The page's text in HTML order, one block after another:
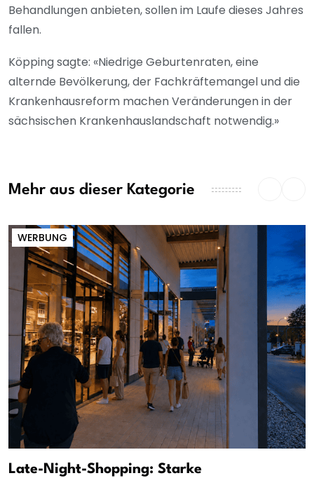
Behandlungen anbieten, sollen im Laufe dieses Jahres
fallen.
Köpping sagte: «Niedrige Geburtenraten, eine
alternde Bevölkerung, der Fachkräftemangel und die
Krankenhausreform machen Veränderungen in der
sächsischen Krankenhauslandschaft notwendig.»
Mehr aus dieser Kategorie
WERBUNG
Late-Night-Shopping: Starke